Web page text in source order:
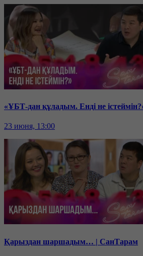
«ҰБТ-дан құладым. Енді не
23 июня, 13:00
Қарыздан шаршадым… | СанТарам